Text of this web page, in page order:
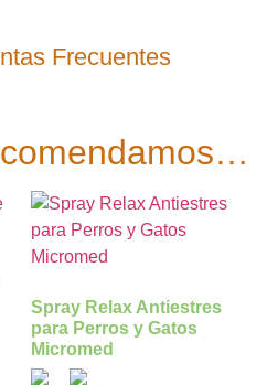
Frecuentes
Spray Relax Antiestres
para Perros y Gatos
Micromed